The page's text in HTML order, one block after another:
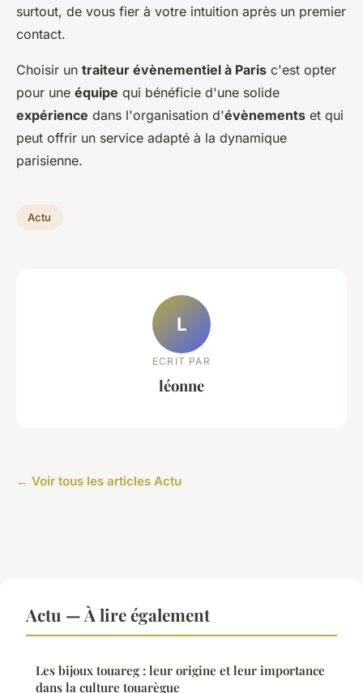
surtout, de vous fier à votre intuition après un premier
contact.
Choisir un traiteur évènementiel à Paris c'est opter
pour une équipe qui bénéficie d'une solide
expérience dans l'organisation d'évènements et qui
peut offrir un service adapté à la dynamique
parisienne.
Actu
L
ECRIT PAR
léonne
← Voir tous les articles Actu
Actu — À lire également
Les bijoux touareg : leur origine et leur importance
dans la culture touarègue